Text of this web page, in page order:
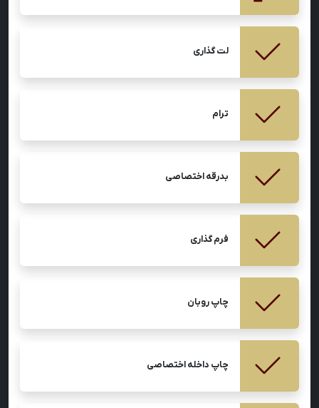
لت گذاری
ترام
بدرقه اختصاصی
فرم گذاری
چاپ روبان
چاپ داخله اختصاصی